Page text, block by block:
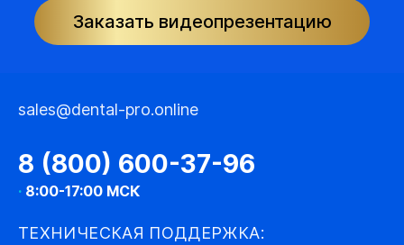
Заказать видеопрезентацию
sales@dental-pro.online
8 (800) 600-37-96
· 8:00-17:00 МСК
ТЕХНИЧЕСКАЯ ПОДДЕРЖКА: